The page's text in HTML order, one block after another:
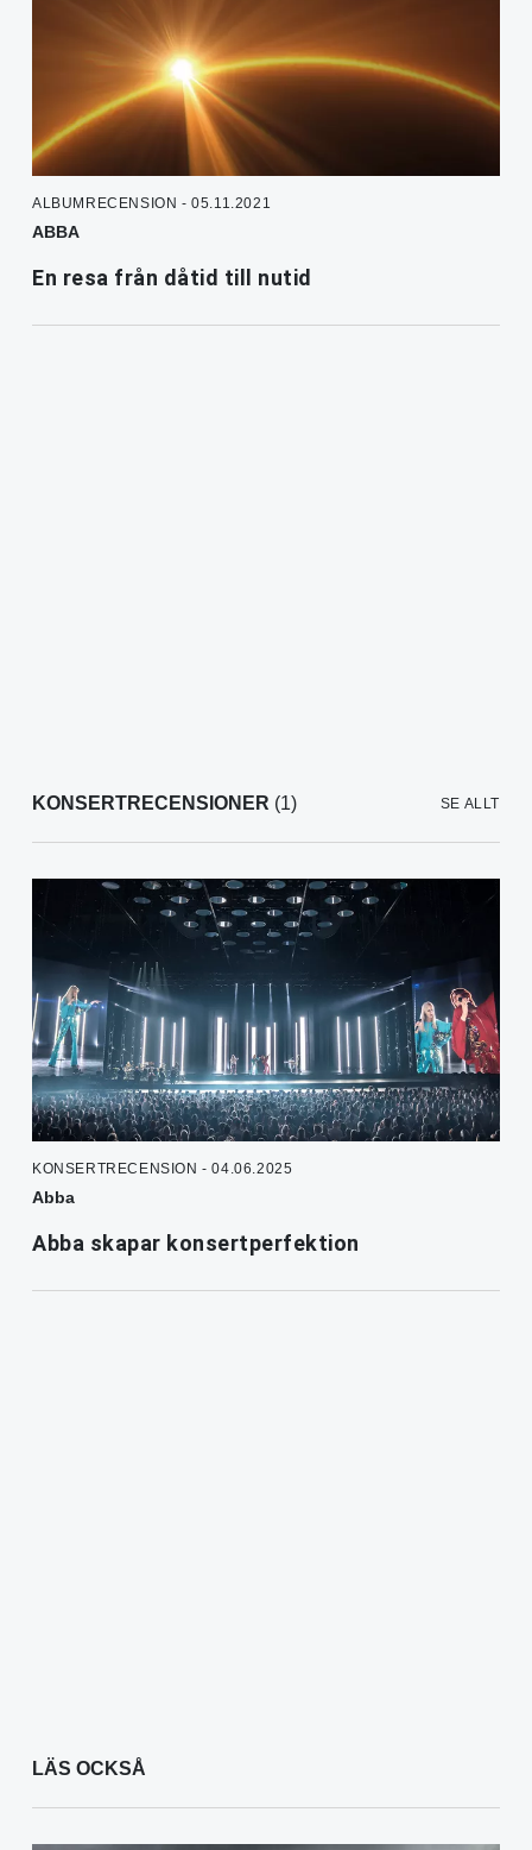
ALBUMRECENSION - 05.11.2021
ABBA
En resa från dåtid till nutid
KONSERTRECENSIONER (1) SE ALLT
KONSERTRECENSION - 04.06.2025
Abba
Abba skapar konsertperfektion
LÄS OCKSÅ